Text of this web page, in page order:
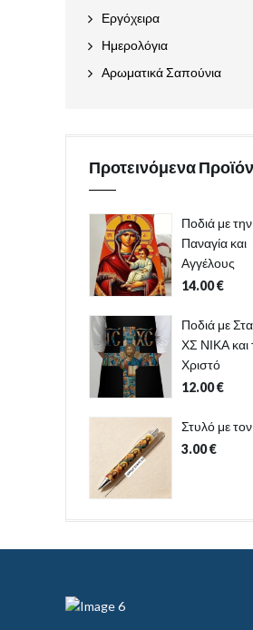
Εργόχειρα
Ημερολόγια
Αρωματικά Σαπούνια
Προτεινόμενα
Ποδιά με την
Παναγία και
Αγγέλους
14.00€
Ποδιά με
ΧΣ ΝΙΚΑ και
Χριστό
12.00€
Στυλό με
3.00€